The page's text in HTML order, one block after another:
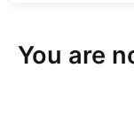
You are